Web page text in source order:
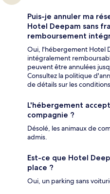
Puis-je annuler ma
Hotel Deepam sans
remboursement
Oui, l'hébergement Hotel
intégralement
peuvent être annulées
Consultez la politique
de détails sur les
L'hébergement
compagnie ?
Désolé, les animaux de
admis.
Est-ce que Hotel
place ?
Oui, un parking sans